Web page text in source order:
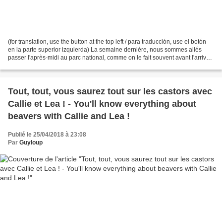
(for translation, use the button at the top left / para traducción, use el botón
en la parte superior izquierda) La semaine dernière, nous sommes allés
passer l'après-midi au parc national, comme on le fait souvent avant l'arrivée
Tout, tout, vous saurez tout sur les castors avec
Callie et Lea ! - You'll know everything about
beavers with Callie and Lea !
Publié le 25/04/2018 à 23:08
Par Guyloup